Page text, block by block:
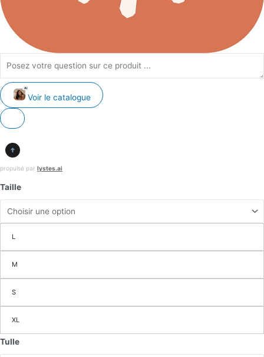
AI
Voir le catalogue
propulsé par lystes.ai
Taille
L
M
S
XL
Tulle